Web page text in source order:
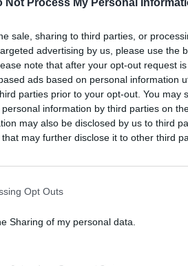
Not Process My Personal
sale, sharing to third parties, or
advertising by us, please use the
note that after your opt-out request
ads based on personal information
parties prior to your opt-out. You may
information by third parties on
may also be disclosed by us to third
that may further disclose it to other third
Opt Outs
Sharing of my personal data.
rohová
Be true